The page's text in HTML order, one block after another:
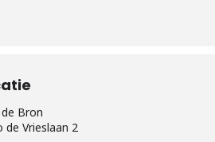
Bron
de Vrieslaan 2